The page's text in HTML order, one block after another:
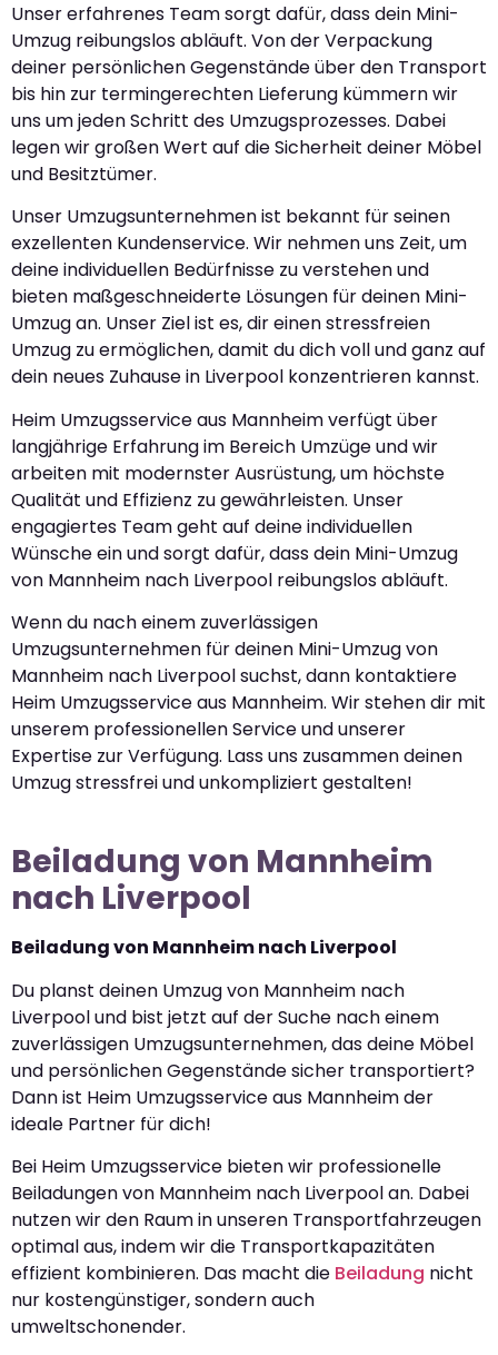
Unser erfahrenes Team sorgt dafür, dass dein Mini-
Umzug reibungslos abläuft. Von der Verpackung
deiner persönlichen Gegenstände über den Transport
bis hin zur termingerechten Lieferung kümmern wir
uns um jeden Schritt des Umzugsprozesses. Dabei
legen wir großen Wert auf die Sicherheit deiner Möbel
und Besitztümer.
Unser Umzugsunternehmen ist bekannt für seinen
exzellenten Kundenservice. Wir nehmen uns Zeit, um
deine individuellen Bedürfnisse zu verstehen und
bieten maßgeschneiderte Lösungen für deinen Mini-
Umzug an. Unser Ziel ist es, dir einen stressfreien
Umzug zu ermöglichen, damit du dich voll und ganz auf
dein neues Zuhause in Liverpool konzentrieren kannst.
Heim Umzugsservice aus Mannheim verfügt über
langjährige Erfahrung im Bereich Umzüge und wir
arbeiten mit modernster Ausrüstung, um höchste
Qualität und Effizienz zu gewährleisten. Unser
engagiertes Team geht auf deine individuellen
Wünsche ein und sorgt dafür, dass dein Mini-Umzug
von Mannheim nach Liverpool reibungslos abläuft.
Wenn du nach einem zuverlässigen
Umzugsunternehmen für deinen Mini-Umzug von
Mannheim nach Liverpool suchst, dann kontaktiere
Heim Umzugsservice aus Mannheim. Wir stehen dir mit
unserem professionellen Service und unserer
Expertise zur Verfügung. Lass uns zusammen deinen
Umzug stressfrei und unkompliziert gestalten!
Beiladung von Mannheim
nach Liverpool
Beiladung von Mannheim nach Liverpool
Du planst deinen Umzug von Mannheim nach
Liverpool und bist jetzt auf der Suche nach einem
zuverlässigen Umzugsunternehmen, das deine Möbel
und persönlichen Gegenstände sicher transportiert?
Dann ist Heim Umzugsservice aus Mannheim der
ideale Partner für dich!
Bei Heim Umzugsservice bieten wir professionelle
Beiladungen von Mannheim nach Liverpool an. Dabei
nutzen wir den Raum in unseren Transportfahrzeugen
optimal aus, indem wir die Transportkapazitäten
effizient kombinieren. Das macht die Beiladung nicht
nur kostengünstiger, sondern auch
umweltschonender.